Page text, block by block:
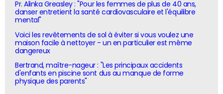
Pr. Alinka Greasley : "Pour les femmes de plus de 40 ans,
danser entretient la santé cardiovasculaire et l'équilibre
mental"
Voici les revêtements de sol à éviter si vous voulez une
maison facile à nettoyer - un en particulier est même
dangereux
Bertrand, maître-nageur : "Les principaux accidents
d'enfants en piscine sont dus au manque de forme
physique des parents"